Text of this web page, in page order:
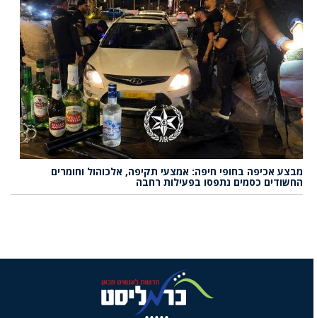
מבצע אכיפה בחופי חיפה: אמצעי תקיפה, אלכוהול וחומרים
החשודים כסמים נתפסו בפעילות רחבה